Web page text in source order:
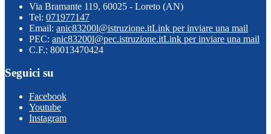
Via Bramante 119, 60025 - Loreto (AN)
Tel: 071977147
Email: anic83200l@istruzione.itLink per inviare una mail
PEC: anic83200l@pec.istruzione.itLink per inviare una mail
C.F.: 80013470424
Seguici su
Facebook
Youtube
Instagram